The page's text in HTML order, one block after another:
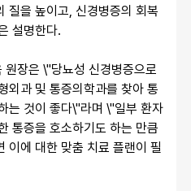
질을 높이고, 신경병증의 회복
설명한다.
장은 \"당뇨성 신경병증으로
외과 및 통증의학과를 찾아 통
는 것이 좋다\"라며 \"일부 환자
통증을 호소하기도 하는 만큼
이에 대한 맞춤 치료 플랜이 필